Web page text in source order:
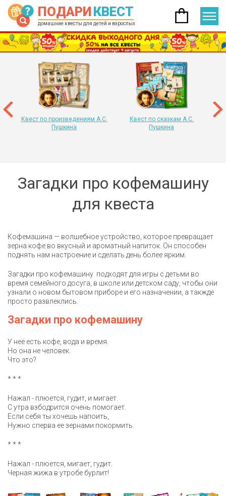
ПОДАРИКВЕСТ
домашние квесты для детей и взрослых
Квест по произведениям А.С.
Пушкина
Квест по сказкам А.С.
Пушкина
Загадки про кофемашину
для квеста
Кофемашина — волшебное устройство, которое превращает
зерна кофе во вкусный и ароматный напиток. Он способен
поднять нам настроение и сделать день более ярким.
Загадки про кофемашину подходят для игры с детьми во
время семейного досуга, в школе или детском саду, чтобы они
узнали о новом бытовом приборе и его назначении, а такжде
просто развлеклись.
Загадки про кофемашину
У неё есть кофе, вода и время.
Но она не человек.
Что это?
* * *
Нажал - плюется, гудит, и мигает.
С утра взбодрится очень помогает.
Если себя ты хочешь напоить,
Нужно сперва ее зернами покормить.
* * *
Нажал - плюется, мигает, гудит.
Черная жижа в утробе бурлит!